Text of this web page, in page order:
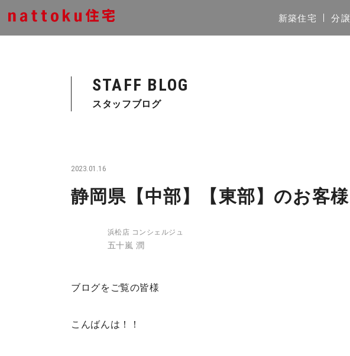
新築住宅 分
STAFF BLOG
スタッフブログ
2023.01.16
静岡県【中部】【東部】のお客
浜松店 コンシェルジュ
五十嵐 潤
ブログをご覧の皆様
こんばんは！！